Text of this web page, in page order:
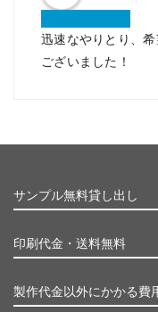
迅速なやりとり、
ございました！
サンプル無料貸し出し
印刷代金・送料無料
製作代金以外にかかる費